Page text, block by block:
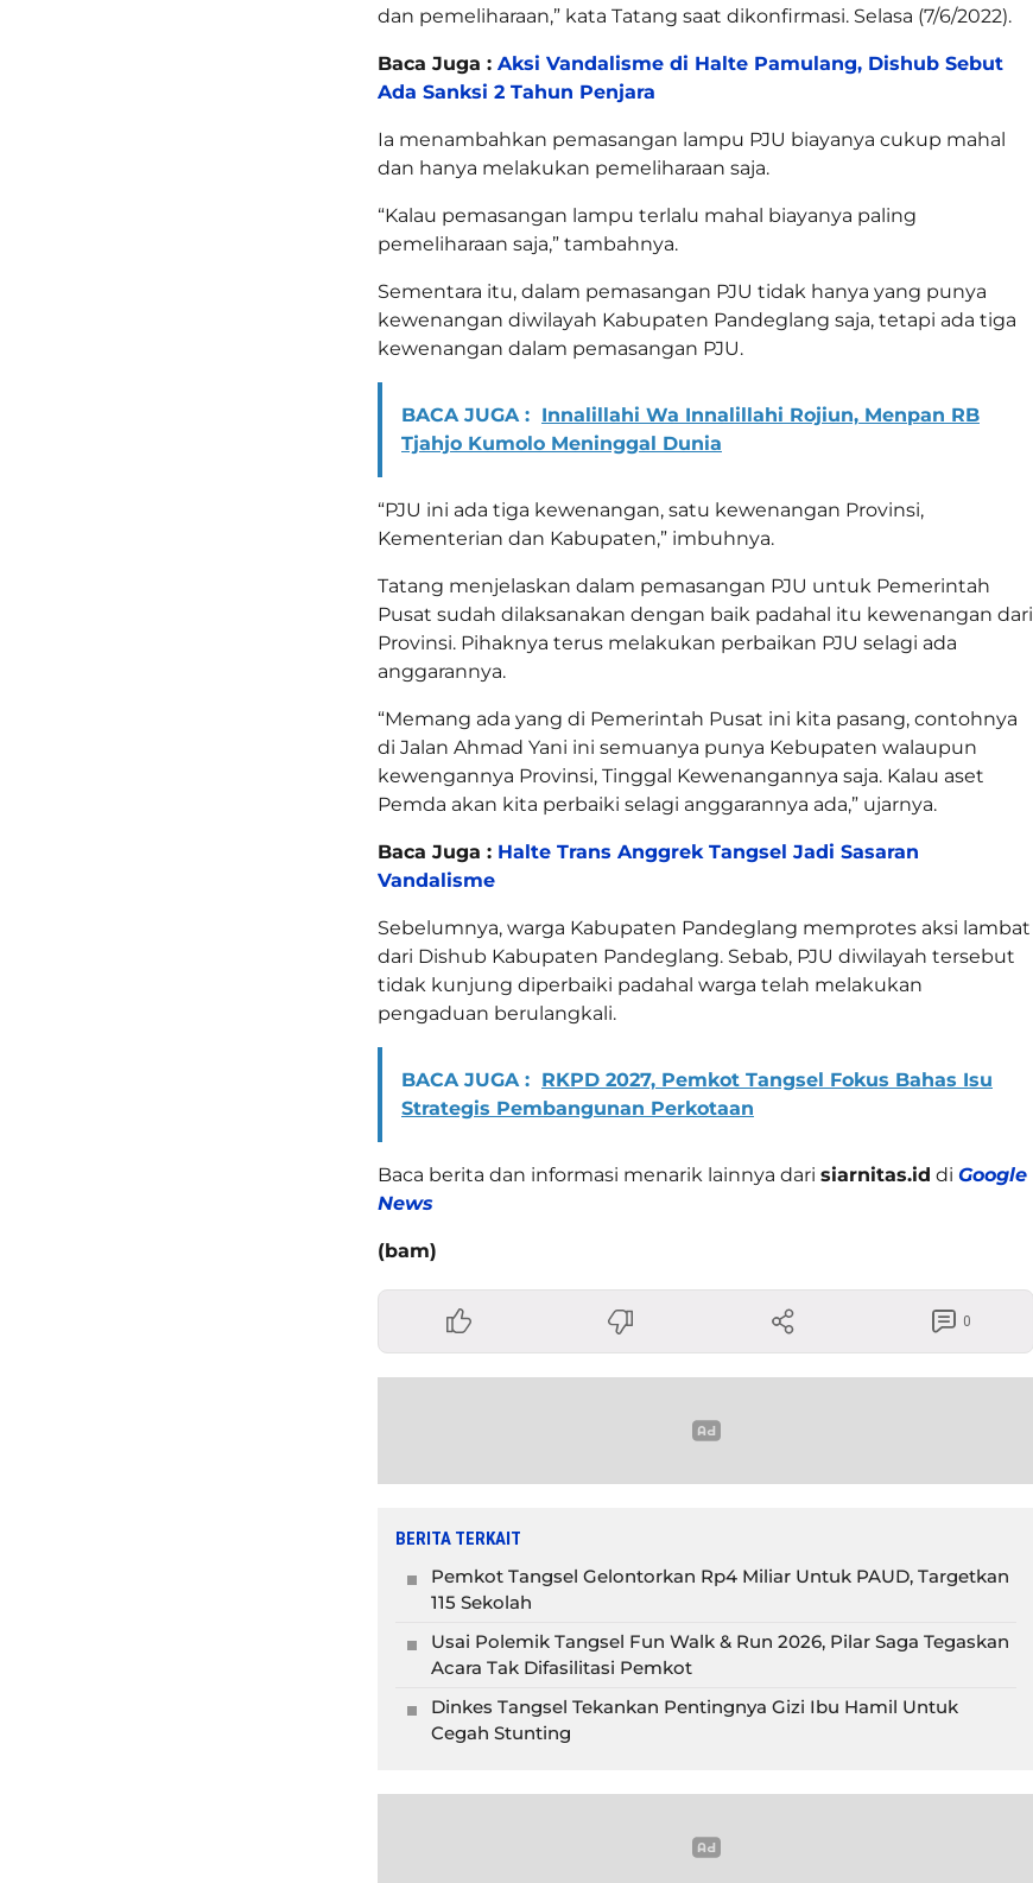
dan pemeliharaan,” kata Tatang saat dikonfirmasi. Selasa (7/6/2022).
Baca Juga : Aksi Vandalisme di Halte Pamulang, Dishub Sebut
Ada Sanksi 2 Tahun Penjara
Ia menambahkan pemasangan lampu PJU biayanya cukup mahal
dan hanya melakukan pemeliharaan saja.
“Kalau pemasangan lampu terlalu mahal biayanya paling
pemeliharaan saja,” tambahnya.
Sementara itu, dalam pemasangan PJU tidak hanya yang punya
kewenangan diwilayah Kabupaten Pandeglang saja, tetapi ada tiga
kewenangan dalam pemasangan PJU.
BACA JUGA : Innalillahi Wa Innalillahi Rojiun, Menpan RB
Tjahjo Kumolo Meninggal Dunia
“PJU ini ada tiga kewenangan, satu kewenangan Provinsi,
Kementerian dan Kabupaten,” imbuhnya.
Tatang menjelaskan dalam pemasangan PJU untuk Pemerintah
Pusat sudah dilaksanakan dengan baik padahal itu kewenangan dari
Provinsi. Pihaknya terus melakukan perbaikan PJU selagi ada
anggarannya.
“Memang ada yang di Pemerintah Pusat ini kita pasang, contohnya
di Jalan Ahmad Yani ini semuanya punya Kebupaten walaupun
kewengannya Provinsi, Tinggal Kewenangannya saja. Kalau aset
Pemda akan kita perbaiki selagi anggarannya ada,” ujarnya.
Baca Juga : Halte Trans Anggrek Tangsel Jadi Sasaran
Vandalisme
Sebelumnya, warga Kabupaten Pandeglang memprotes aksi lambat
dari Dishub Kabupaten Pandeglang. Sebab, PJU diwilayah tersebut
tidak kunjung diperbaiki padahal warga telah melakukan
pengaduan berulangkali.
BACA JUGA : RKPD 2027, Pemkot Tangsel Fokus Bahas Isu
Strategis Pembangunan Perkotaan
Baca berita dan informasi menarik lainnya dari siarnitas.id di Google
News
(bam)
0
BERITA TERKAIT
Pemkot Tangsel Gelontorkan Rp4 Miliar Untuk PAUD, Targetkan
115 Sekolah
Usai Polemik Tangsel Fun Walk & Run 2026, Pilar Saga Tegaskan
Acara Tak Difasilitasi Pemkot
Dinkes Tangsel Tekankan Pentingnya Gizi Ibu Hamil Untuk
Cegah Stunting